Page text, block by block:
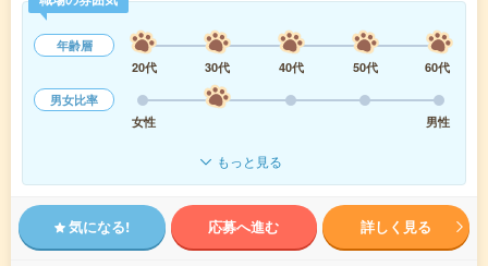
年齢層
20代
30代 40代 50代
60代
男女比率
女性
男性
もっと見る
気になる! 応募へ進む 詳しく見る